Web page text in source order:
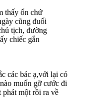
thấy ổn chứ
cũng đuối
tịch, đường
chiếc gắn
các bác ạ,với lại có
muốn gỡ cước đi
phát một rồi ra về